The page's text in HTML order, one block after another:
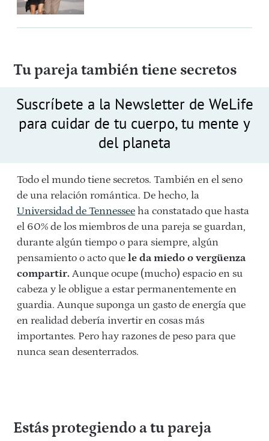
Tu pareja también tiene secretos
Suscríbete a la Newsletter de WeLife
para cuidar de tu cuerpo, tu mente y
del planeta
Todo el mundo tiene secretos. También en el seno
de una relación romántica. De hecho, la
Universidad de Tennessee ha constatado que hasta
el 60% de los miembros de una pareja se guardan,
durante algún tiempo o para siempre, algún
pensamiento o acto que le da miedo o vergüenza
compartir. Aunque ocupe (mucho) espacio en su
cabeza y le obligue a estar permanentemente en
guardia. Aunque suponga un gasto de energía que
en realidad debería invertir en cosas más
importantes. Pero hay razones de peso para que
nunca sean desenterrados.
Estás protegiendo a tu pareja